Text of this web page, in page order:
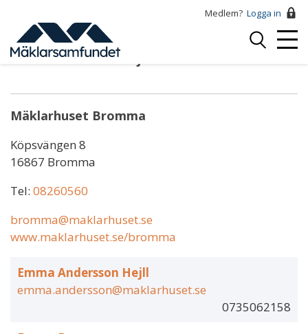
huvudinnehåll
Medlem? Logga in
Logga
Emma Andersson Hejll
Mäklarhuset Bromma
Köpsvängen 8
16867 Bromma
Tel: 08260560
bromma@maklarhuset.se
www.maklarhuset.se/bromma
Emma Andersson Hejll
emma.andersson@maklarhuset.se
0735062158